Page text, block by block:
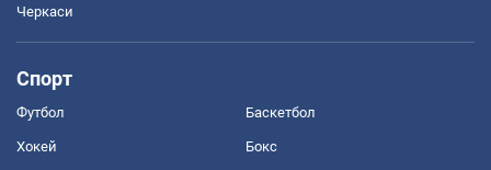
Черкаси
Спорт
Футбол Баскетбол
Хокей Бокс